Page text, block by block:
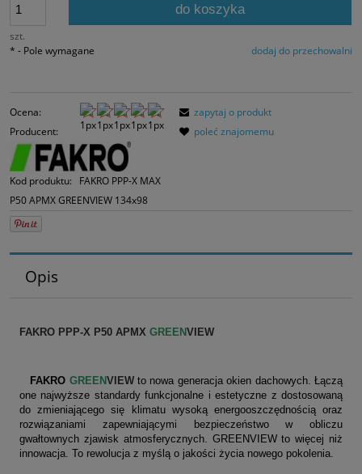
szt.
do koszyka
dodaj do przechowalni
* - Pole wymagane
Ocena:
Producent:
Kod produktu:
FAKRO PPP-X MAX
P50 APMX GREENVIEW 134x98
zapytaj o produkt
poleć znajomemu
Opis
FAKRO PPP-X P50 APMX GREENVIEW
FAKRO GREENVIEWto nowa generacja okien dachowych. Łączą
one najwyższe standardy funkcjonalne i estetyczne z dostosowaną
do zmieniającego się klimatu wysoką energooszczędnością oraz
rozwiązaniami zapewniającymi bezpieczeństwo w obliczu
gwałtownych zjawisk atmosferycznych. GREENVIEW to więcej niż
innowacja. To rewolucja z myślą o jakości życia nowego pokolenia.